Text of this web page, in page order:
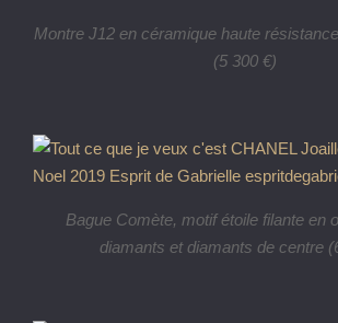
Montre J12 en céramique haute
(5 300 €)
Bague Comète, motif étoile filante en
diamants et diamants de centre